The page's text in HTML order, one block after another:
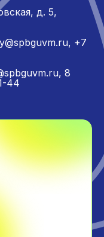
д. 5,
, +7
, 8
44